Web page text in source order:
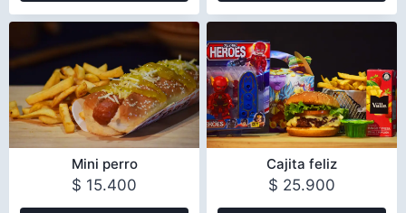
Mini perro
$ 15.400
Cajita feliz
$ 25.900